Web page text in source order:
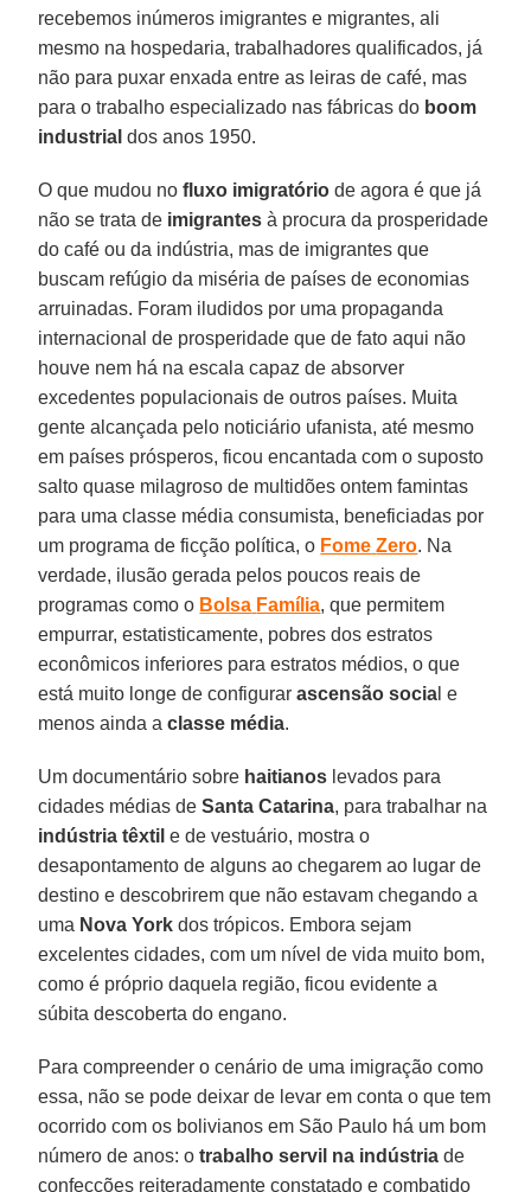
recebemos inúmeros imigrantes e migrantes, ali
mesmo na hospedaria, trabalhadores qualificados, já
não para puxar enxada entre as leiras de café, mas
para o trabalho especializado nas fábricas do boom
industrial dos anos 1950.
O que mudou nofluxo imigratório de agora é que já
não se trata de imigrantes à procura da prosperidade
do café ou da indústria, mas de imigrantes que
buscam refúgio da miséria de países de economias
arruinadas. Foram iludidos por uma propaganda
internacional de prosperidade que de fato aqui não
houve nem há na escala capaz de absorver
excedentes populacionais de outros países. Muita
gente alcançada pelo noticiário ufanista, até mesmo
em países prósperos, ficou encantada com o suposto
salto quase milagroso de multidões ontem famintas
para uma classe média consumista, beneficiadas por
um programa de ficção política, o Fome Zero. Na
verdade, ilusão gerada pelos poucos reais de
programas como o Bolsa Família, que permitem
empurrar, estatisticamente, pobres dos estratos
econômicos inferiores para estratos médios, o que
está muito longe de configurarascensão socia l e
menos ainda aclasse média.
Um documentário sobre haitianos levados para
cidades médias deSanta Catarina, para trabalhar na
indústria têxtil e de vestuário, mostra o
desapontamento de alguns ao chegarem ao lugar de
destino e descobrirem que não estavam chegando a
uma Nova York dos trópicos. Embora sejam
excelentes cidades, com um nível de vida muito bom,
como é próprio daquela região, ficou evidente a
súbita descoberta do engano.
Para compreender o cenário de uma imigração como
essa, não se pode deixar de levar em conta o que tem
ocorrido com os bolivianos em São Paulo há um bom
número de anos: otrabalho servil na indústria de
confecções reiteradamente constatado e combatido